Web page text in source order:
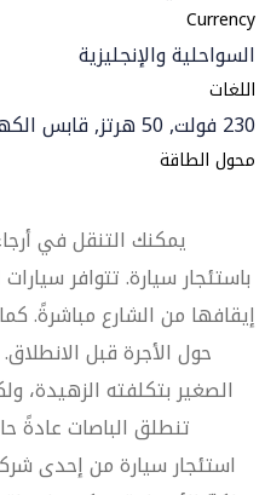
Currency
السواحلية والإنجليزية
اللغات
230 فولت, 50 هرتز, قابس الكهرباء فئة D/G
محول الطاقة
يمكنك التنقل في
باستئجار سيارة. تتوافر
إيقافها من الشارع مباشرةً.
حول الأجرة قبل الانطلاق.
الصغير بتكلفته الزهيدة،
تنطلق الباصات عادةً
استئجار سيارة من إحدى